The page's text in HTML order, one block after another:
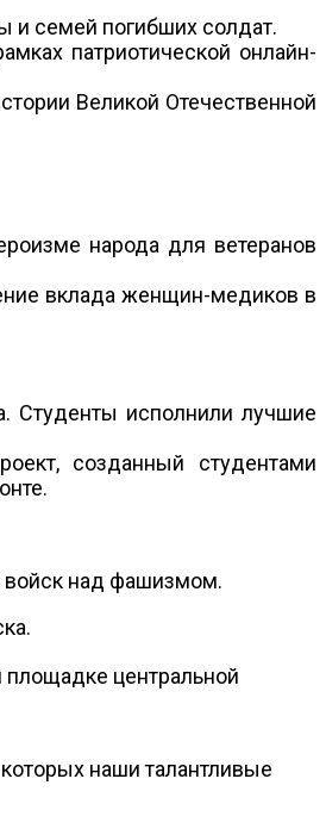
и семей погибших солдат.
патриотической онлайн-
Великой Отечественной
народа для ветеранов
вклада женщин-медиков в
Студенты исполнили лучшие
созданный студентами
войск над фашизмом.
центральной
наши талантливые